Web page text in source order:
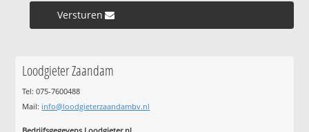
Versturen »
Loodgieter Zaandam
Tel: 075-7600488
Mail: info@loodgieterzaandambv.nl